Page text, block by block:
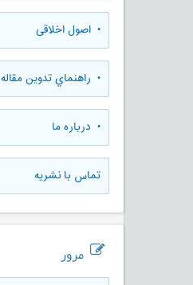
• اصول اخلاقی
• راهنماي تدوين مقاله
• درباره ما
تماس با نشریه
مرور